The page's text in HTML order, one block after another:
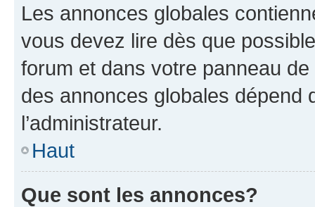
Les annonces globales
vous devez lire dès que
forum et dans votre panneau
des annonces globales dépend
l’administrateur.
Haut
Que sont les annonces?